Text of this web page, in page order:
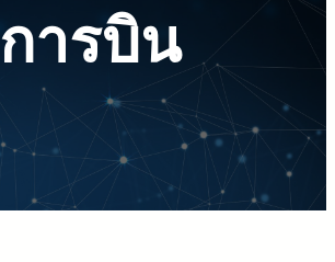
การบิน